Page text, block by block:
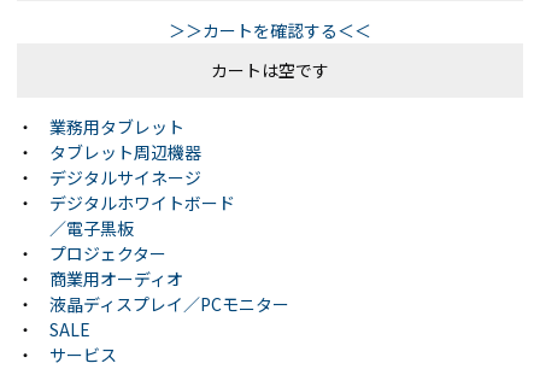
＞＞カートを確認する＜＜
カートは空です
・
業務用タブレット
・
タブレット周辺機器
・
デジタルサイネージ
・
デジタルホワイトボード
／電子黒板
・
プロジェクター
・
商業用オーディオ
・
液晶ディスプレイ／PCモニター
・
SALE
・
サービス